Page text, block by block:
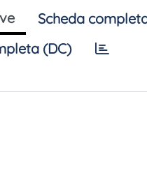
Scheda
(DC)